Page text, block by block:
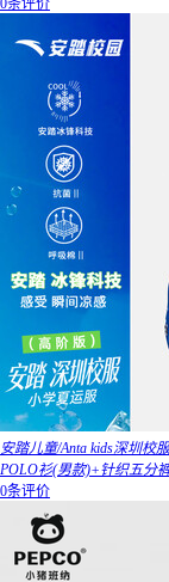
0条评价
安踏儿童/Anta kids深圳校
POLO衫(男款)+针织五分
0条评价